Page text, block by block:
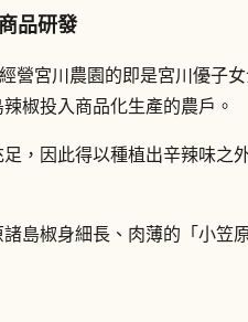
品研發
宮川農園的即是宮川優子
椒投入商品化生產的農戶。
，因此得以種植出辛辣味之
島椒身細長、肉薄的「小笠